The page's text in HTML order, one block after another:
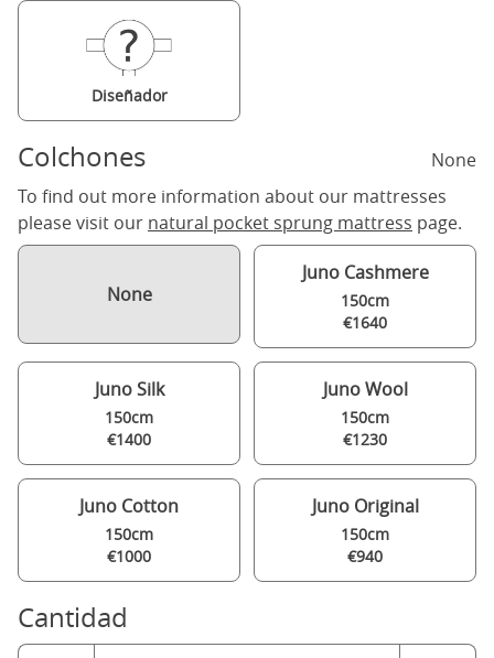
Diseñador
Colchones
None
To find out more information about our mattresses
please visit our natural pocket sprung mattress page.
None
Juno Cashmere
150cm
€1640
Juno Silk
150cm
€1400
Juno Wool
150cm
€1230
Juno Cotton
150cm
€1000
Juno Original
150cm
€940
Cantidad